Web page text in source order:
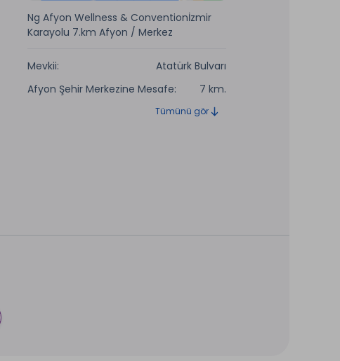
Ng Afyon Wellness & Conventionİzmir
Karayolu 7.km Afyon / Merkez
Mevkii:
Atatürk Bulvarı
Afyon Şehir Merkezine Mesafe:
7 km.
Tümünü gör